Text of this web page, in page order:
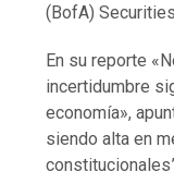
(BofA)
En su reporte
incertidumbre
economía»,
siendo alta en